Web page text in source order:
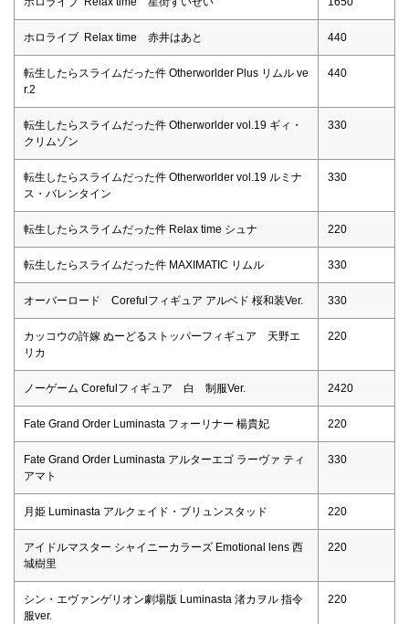
ホロライブ Relax time 赤井はあと 440
転生したらスライムだった件 Otherworlder Plus リムル ve
r.2
440
転生したらスライムだった件 Otherworlder vol.19 ギィ・
クリムゾン
330
転生したらスライムだった件 Otherworlder vol.19 ルミナ
ス・バレンタイン
330
転生したらスライムだった件 Relax time シュナ 220
転生したらスライムだった件 MAXIMATIC リムル 330
オーバーロード Corefulフィギュア アルベド 桜和装Ver. 330
カッコウの許嫁 ぬーどるストッパーフィギュア 天野エ
リカ
220
ノーゲーム Corefulフィギュア 白 制服Ver. 2420
Fate Grand Order Luminasta フォーリナー 楊貴妃 220
Fate Grand Order Luminasta アルターエゴ ラーヴァ ティ
アマト
330
月姫 Luminasta アルクェイド・ブリュンスタッド 220
アイドルマスター シャイニーカラーズ Emotional lens 西
城樹里
220
シン・エヴァンゲリオン劇場版 Luminasta 渚カヲル 指令
服ver.
220